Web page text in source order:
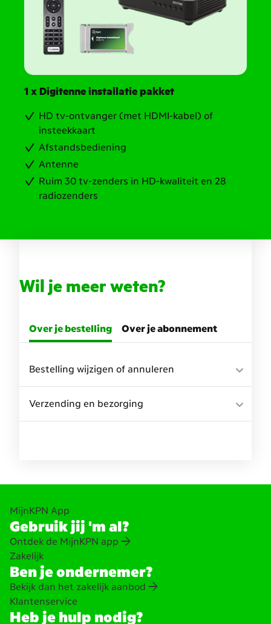
1 x Digitenne installatie pakket
HD tv-ontvanger (met HDMI-kabel) of
insteekkaart
Afstandsbediening
Antenne
Ruim 30 tv-zenders in HD-kwaliteit en 28
radiozenders
Wil je meer weten?
Over je bestelling Over je abonnement
Bestelling wijzigen of annuleren
Verzending en bezorging
Zakelijk
Ben je ondernemer?
Bekijk dan het zakelijk aanbod
Klantenservice
Heb je hulp nodig?
MijnKPN App
Gebruik jij 'm al?
Ontdek de MijnKPN app